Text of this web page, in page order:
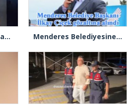
Tahir Sarıkaya tutuklandı Menderes Belediyesine operasyon: Başkan Çiçek ve 13 kişi gözaltında